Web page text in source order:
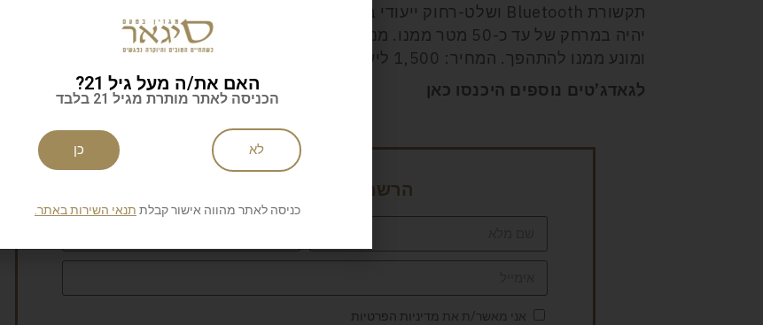
תקשורת Bluetooth ושלט-רחוק ייעודי בכיסו של השחקן, ה-
יהיה במרחק של עד כ-50 מטר ממנו. מנגנון מיוחד המותקן בכלי דואג לייצב אותו בירידות
ומונע ממנו להתהפך. המחיר: 1,500 ליש"ט.
לגאדג’טים נוספים היכנסו כאן
הרשמה לניוזלטר של סיגאר
אני מאשר/ת את מדיניות הפרטיות
האם את/ה מעל גיל 21?
הכניסה לאתר מותרת מגיל 21 בלבד
לא כן
כניסה לאתר מהווה אישור קבלת תנאי השירות באתר.